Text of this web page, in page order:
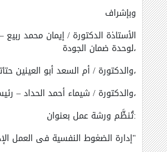
وبإشراف
الأستاذة الدكتورة / إيمان محمد ربيع
لوحدة ضمان الجودة،
والدكتورة / أم السعد أبو العينين حتاتة – نائب مدير الوحدة،
والدكتورة / شيماء أحمد الحداد – رئيس لجنة التدريب،
تُنظَّم ورشة عمل بعنوان:
"إدارة الضغوط النفسية فى العمل الإدارى"